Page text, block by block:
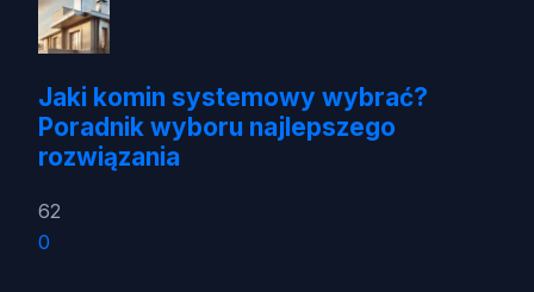
Jaki komin systemowy wybrać?
Poradnik wyboru najlepszego
rozwiązania
62
0